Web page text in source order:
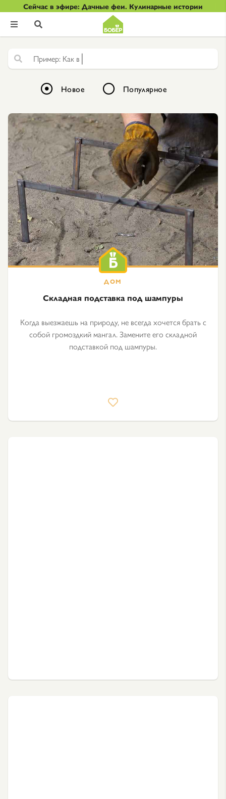
Сейчас в эфире: Дачные феи. Кулинарные истории
 
|
Новое Популярное
Складная подставка под шампуры
Когда выезжаешь на природу, не всегда хочется брать с
собой громоздкий мангал. Замените его складной
подставкой под шампуры.